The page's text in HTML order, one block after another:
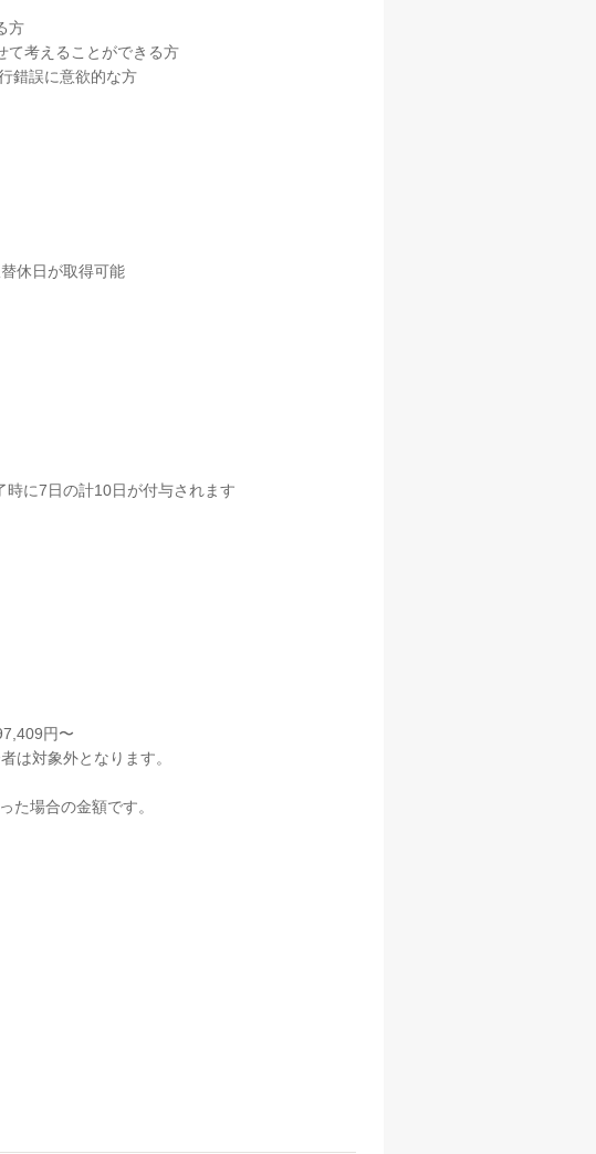
方
て考えることができる方
錯誤に意欲的な方
休日が取得可能
に7日の計10日が付与されます
円〜
は対象外となります。
た場合の金額です。